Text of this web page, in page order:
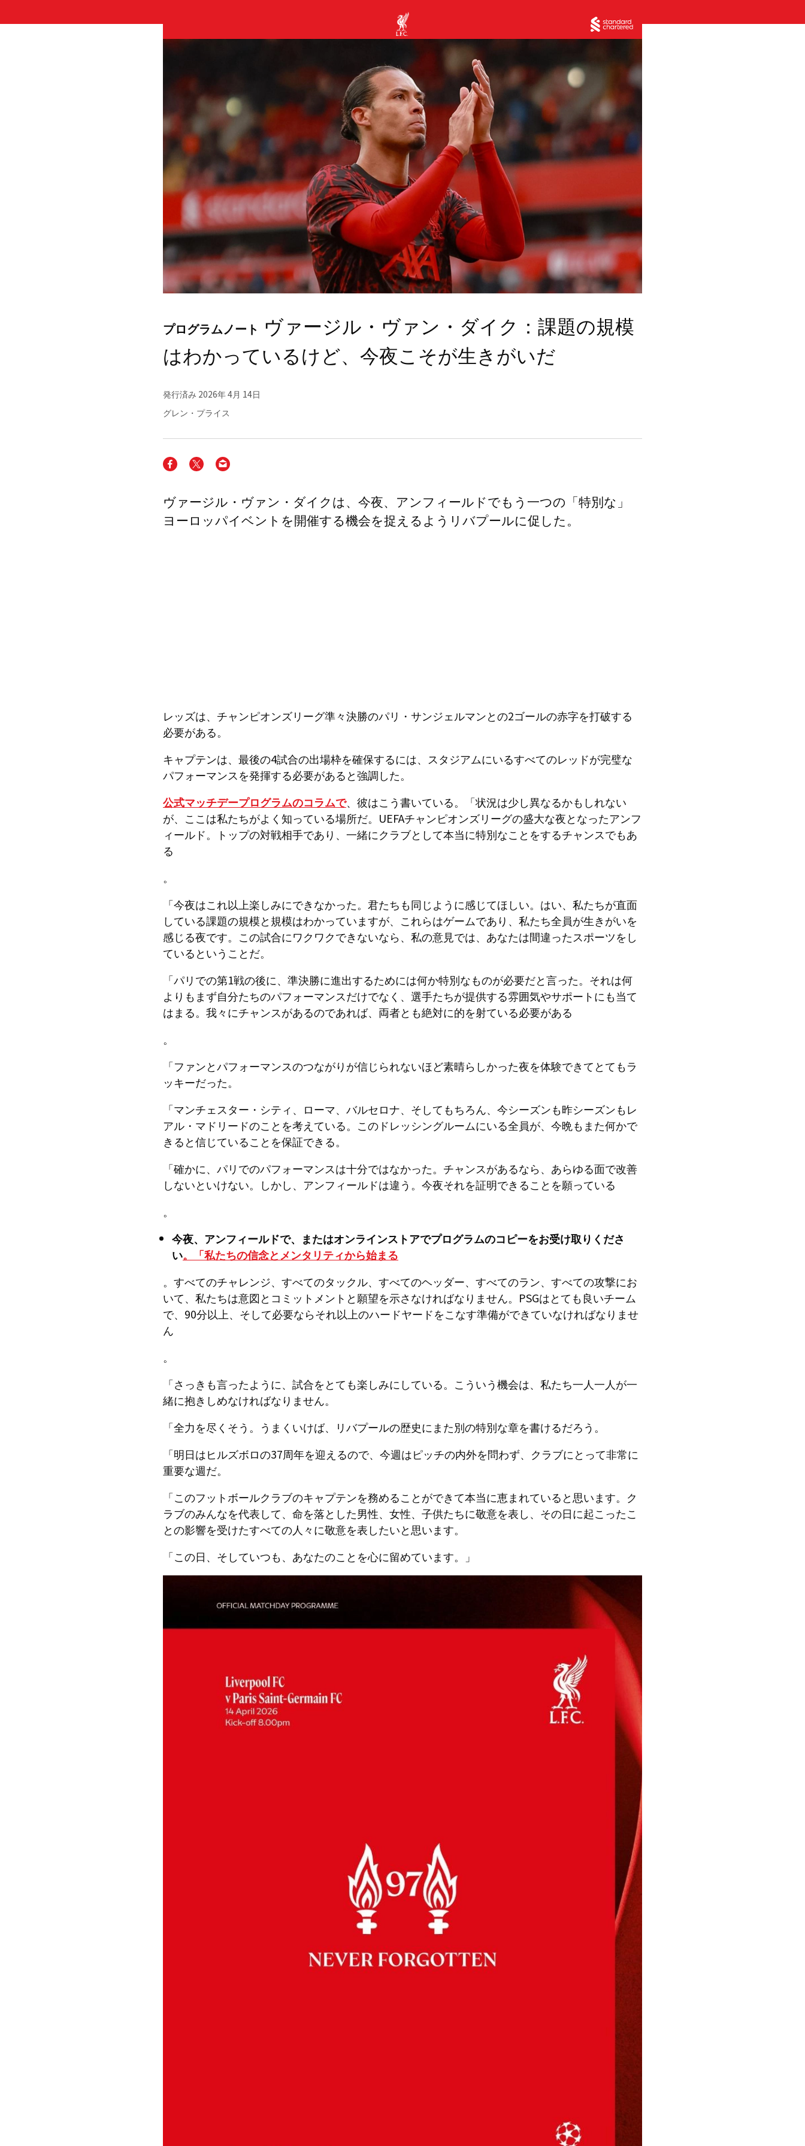
プログラムノート ヴァージル・ヴァン・ダイク：課題の規模
はわかっているけど、今夜こそが生きがいだ
発行済み 2026年 4月 14日
グレン・プライス
ヴァージル・ヴァン・ダイクは、今夜、アンフィールドでもう一つの「特別な」
ヨーロッパイベントを開催する機会を捉えるようリバプールに促した。
レッズは、チャンピオンズリーグ準々決勝のパリ・サンジェルマンとの2ゴールの赤字を打破する
必要がある。
キャプテンは、最後の4試合の出場枠を確保するには、スタジアムにいるすべてのレッドが完璧な
パフォーマンスを発揮する必要があると強調した。
公式マッチデープログラムのコラムで、彼はこう書いている。「状況は少し異なるかもしれない
が、ここは私たちがよく知っている場所だ。UEFAチャンピオンズリーグの盛大な夜となったアンフ
ィールド。トップの対戦相手であり、一緒にクラブとして本当に特別なことをするチャンスでもあ
る
。
「今夜はこれ以上楽しみにできなかった。君たちも同じように感じてほしい。はい、私たちが直面
している課題の規模と規模はわかっていますが、これらはゲームであり、私たち全員が生きがいを
感じる夜です。この試合にワクワクできないなら、私の意見では、あなたは間違ったスポーツをし
ているということだ。
「パリでの第1戦の後に、準決勝に進出するためには何か特別なものが必要だと言った。それは何
よりもまず自分たちのパフォーマンスだけでなく、選手たちが提供する雰囲気やサポートにも当て
はまる。我々にチャンスがあるのであれば、両者とも絶対に的を射ている必要がある
。
「ファンとパフォーマンスのつながりが信じられないほど素晴らしかった夜を体験できてとてもラ
ッキーだった。
「マンチェスター・シティ、ローマ、バルセロナ、そしてもちろん、今シーズンも昨シーズンもレ
アル・マドリードのことを考えている。このドレッシングルームにいる全員が、今晩もまた何かで
きると信じていることを保証できる。
「確かに、パリでのパフォーマンスは十分ではなかった。チャンスがあるなら、あらゆる面で改善
しないといけない。しかし、アンフィールドは違う。今夜それを証明できることを願っている
。
今夜、アンフィールドで、またはオンラインストアでプログラムのコピーをお受け取りくださ
い。「私たちの信念とメンタリティから始まる
。すべてのチャレンジ、すべてのタックル、すべてのヘッダー、すべてのラン、すべての攻撃にお
いて、私たちは意図とコミットメントと願望を示さなければなりません。PSGはとても良いチーム
で、90分以上、そして必要ならそれ以上のハードヤードをこなす準備ができていなければなりませ
ん
。
「さっきも言ったように、試合をとても楽しみにしている。こういう機会は、私たち一人一人が一
緒に抱きしめなければなりません。
「全力を尽くそう。うまくいけば、リバプールの歴史にまた別の特別な章を書けるだろう。
「明日はヒルズボロの37周年を迎えるので、今週はピッチの内外を問わず、クラブにとって非常に
重要な週だ。
「このフットボールクラブのキャプテンを務めることができて本当に恵まれていると思います。ク
ラブのみんなを代表して、命を落とした男性、女性、子供たちに敬意を表し、その日に起こったこ
との影響を受けたすべての人々に敬意を表したいと思います。
「この日、そしていつも、あなたのことを心に留めています。」